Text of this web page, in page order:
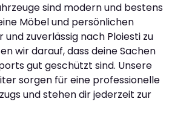
sind modern und bestens
Möbel und persönlichen
zuverlässig nach Ploiesti zu
wir darauf, dass deine Sachen
gut geschützt sind. Unsere
sorgen für eine professionelle
und stehen dir jederzeit zur